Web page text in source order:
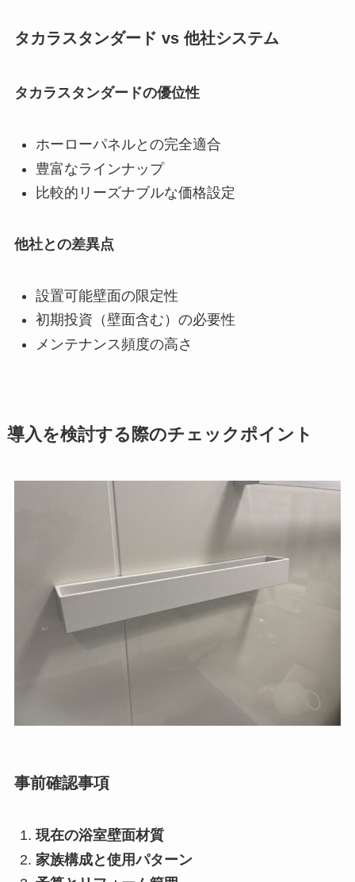
タカラスタンダード vs 他社システム
タカラスタンダードの優位性
ホーローパネルとの完全適合
豊富なラインナップ
比較的リーズナブルな価格設定
他社との差異点
設置可能壁面の限定性
初期投資（壁面含む）の必要性
メンテナンス頻度の高さ
導入を検討する際のチェックポイント
事前確認事項
現在の浴室壁面材質
家族構成と使用パターン